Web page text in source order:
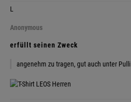
L
Anonymous
erfüllt seinen Zweck
angenehm zu tragen, gut auch unter Pulli